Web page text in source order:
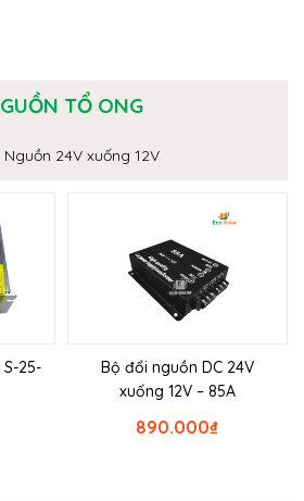
TỔ ONG
Nguồn 24V xuống 12V
25-
Bộ đổi nguồn DC 24V
xuống 12V – 85A
₫
890.000